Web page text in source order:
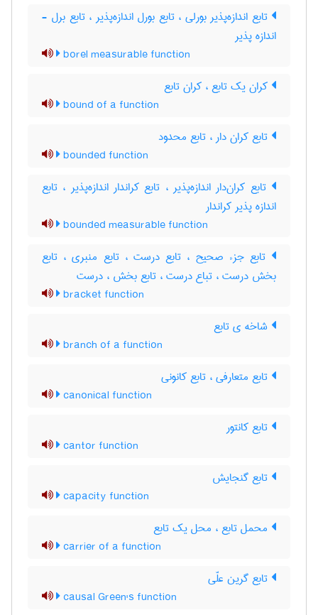
تابع اندازه‌پذیر بورلی ، تابع بورل اندازه‌پذیر ، تابع برل -
اندازه پذیر
borel measurable function
کران یک تابع ، کران تابع
bound of a function
تابع کران دار ، تابع محدود
bounded function
تابع کران‌دار اندازه‌پذیر ، تابع کراندار اندازه‌پذیر ، تابع
اندازه پذیر کراندار
bounded measurable function
تابع جزء صحیح ، تابع درست ، تابع منبری ، تابع
بخش درست ، تباع درست ، تابع بخش ، درست
bracket function
شاخه ی تابع
branch of a function
تابع متعارفی ، تابع کانونی
canonical function
تابع کانتور
cantor function
تابع گنجایش
capacity function
محمل تابع ، محل یک تابع
carrier of a function
تابع گرین علّی
causal Green's function